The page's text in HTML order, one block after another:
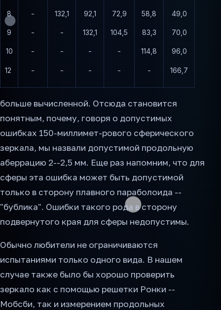
8
9
10
12
-
-
-
-
132,1
-
-
-
92,1
132,1
-
-
72,9
104,5
-
-
58,8
83,3
114,8
-
49,0
70,0
96,0
166,7
больше вычисленной. Отсюда становится
понятным, почему, говоря о допустимых
ошибках 150-миллимет-рового сферического
зеркала, мы назвали допустимой продольную
аберрацию 2--2,5 мм. Еще раз напомним, что для
сферы эта ошибка может быть допустимой
только в сторону плавного параболоида --
"бублика". Ошибки такого рода в сторону
подвернутого края для сферы недопустимы.
Обычно любители не ограничиваются
испытаниями только одного вида. В нашем
случае также было бы хорошо проверить
зеркало как с помощью решетки Ронки --
Мобсби, так и измерением продольных